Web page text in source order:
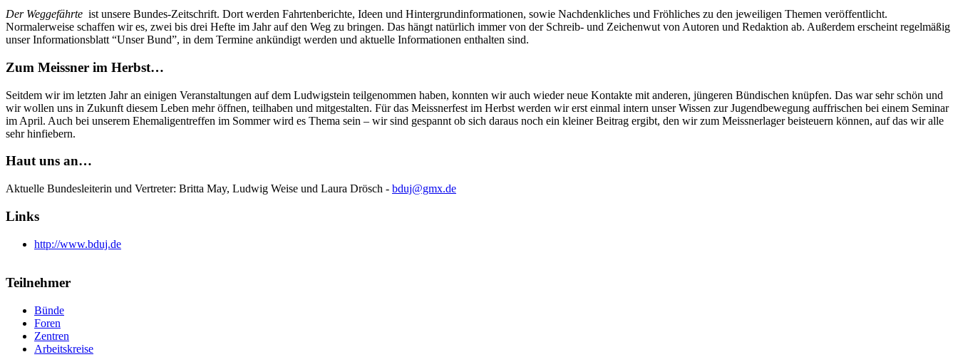
Der Weggefährte ist unsere Bundes-Zeitschrift. Dort werden Fahrtenberichte, Ideen und Hintergrundinformationen, sowie Nachdenkliches und Fröhliches zu den jeweiligen Themen veröffentlicht.
Normalerweise schaffen wir es, zwei bis drei Hefte im Jahr auf den Weg zu bringen. Das hängt natürlich immer von der Schreib- und Zeichenwut von Autoren und Redaktion ab. Außerdem erscheint regelmäßig
unser Informationsblatt “Unser Bund”, in dem Termine ankündigt werden und aktuelle Informationen enthalten sind.
Zum Meissner im Herbst…
Seitdem wir im letzten Jahr an einigen Veranstaltungen auf dem Ludwigstein teilgenommen haben, konnten wir auch wieder neue Kontakte mit anderen, jüngeren Bündischen knüpfen. Das war sehr schön und
wir wollen uns in Zukunft diesem Leben mehr öffnen, teilhaben und mitgestalten. Für das Meissnerfest im Herbst werden wir erst einmal intern unser Wissen zur Jugendbewegung auffrischen bei einem Seminar
im April. Auch bei unserem Ehemaligentreffen im Sommer wird es Thema sein – wir sind gespannt ob sich daraus noch ein kleiner Beitrag ergibt, den wir zum Meissnerlager beisteuern können, auf das wir alle
sehr hinfiebern.
Haut uns an…
Aktuelle Bundesleiterin und Vertreter: Britta May, Ludwig Weise und Laura Drösch - bduj@gmx.de
Links
http://www.bduj.de
Teilnehmer
Bünde
Foren
Zentren
Arbeitskreise